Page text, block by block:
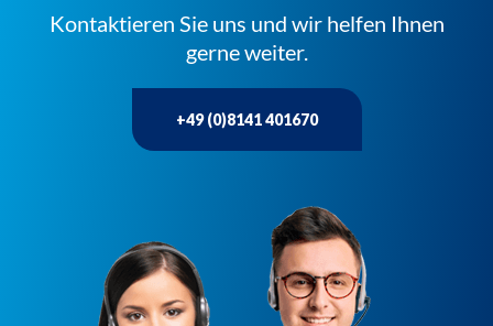
Kontaktieren Sie uns und wir helfen Ihnen
gerne weiter.
+49 (0)8141 401670